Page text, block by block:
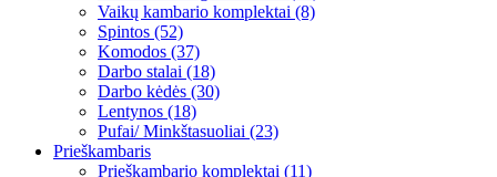
Vaikų kambario komplektai (8)
Spintos (52)
Komodos (37)
Darbo stalai (18)
Darbo kėdės (30)
Lentynos (18)
Pufai/ Minkštasuoliai (23)
Prieškambaris
Prieškambario komplektai (11)